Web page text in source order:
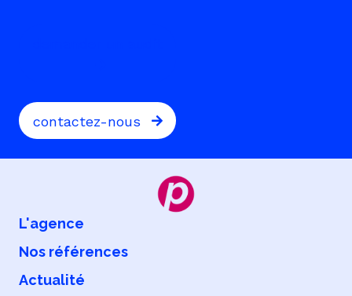
contactez-nous
L'agence
Nos références
Actualité